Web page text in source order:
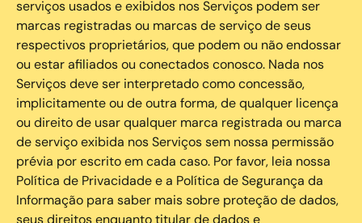
serviços usados e exibidos nos Serviços podem ser
marcas registradas ou marcas de serviço de seus
respectivos proprietários, que podem ou não endossar
ou estar afiliados ou conectados conosco. Nada nos
Serviços deve ser interpretado como concessão,
implicitamente ou de outra forma, de qualquer licença
ou direito de usar qualquer marca registrada ou marca
de serviço exibida nos Serviços sem nossa permissão
prévia por escrito em cada caso. Por favor, leia nossa
Política de Privacidade e a Política de Segurança da
Informação para saber mais sobre proteção de dados,
seus direitos enquanto titular de dados e